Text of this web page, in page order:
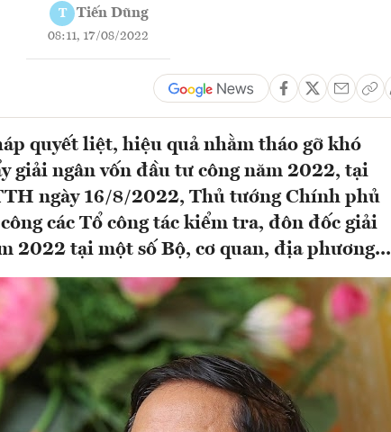
T Tiến Dũng
08:11, 17/08/2022
quyết liệt, hiệu quả nhằm tháo gỡ khó
giải ngân vốn đầu tư công năm 2022, tại
ngày 16/8/2022, Thủ tướng Chính phủ
các Tổ công tác kiểm tra, đôn đốc giải
2022 tại một số Bộ, cơ quan, địa phương...